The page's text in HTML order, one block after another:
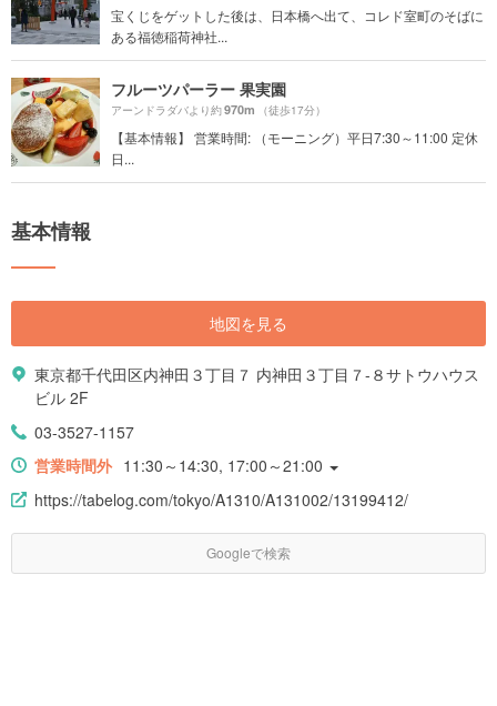
宝くじをゲットした後は、日本橋へ出て、コレド室町のそばに
ある福徳稲荷神社...
フルーツパーラー 果実園
アーンドラダバより約970m （徒歩17分）
【基本情報】 営業時間: （モーニング）平日7:30～11:00 定休
日...
基本情報
地図を見る
東京都千代田区内神田３丁目７ 内神田３丁目７-８サトウハウス
ビル 2F
03-3527-1157
営業時間外 11:30～14:30, 17:00～21:00
https://tabelog.com/tokyo/A1310/A131002/13199412/
Googleで検索